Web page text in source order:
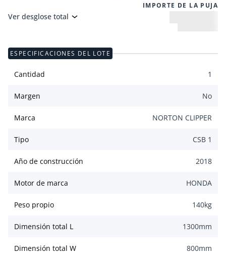
IMPORTE DE LA PUJA
Ver desglose total
ESPECIFICACIONES DEL LOTE
Cantidad 1
Margen No
Marca NORTON CLIPPER
Tipo CSB 1
Año de construcción 2018
Motor de marca HONDA
Peso propio 140kg
Dimensión total L 1300mm
Dimensión total W 800mm